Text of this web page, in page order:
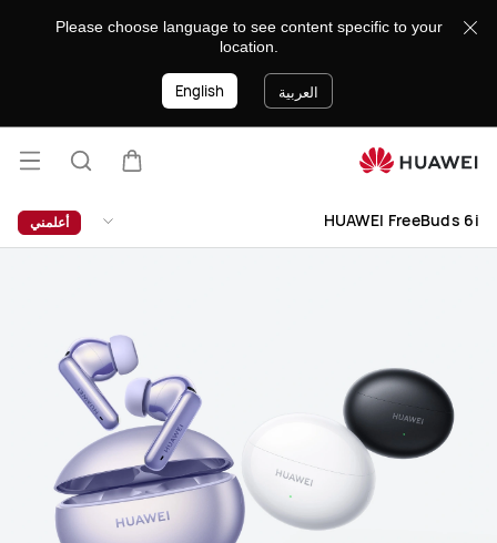
FreeBuds
Please choose language to see content specific to your
location.
العربية English
فتح
HUAWEI FreeBuds 6i أعلمني